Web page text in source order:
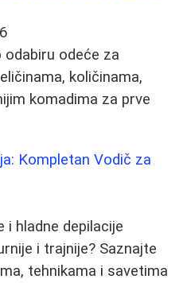
odeće za
količinama,
komadima za prve
Kompletan Vodič za
i hladne depilacije
i trajnije? Saznajte
tehnikama i savetima